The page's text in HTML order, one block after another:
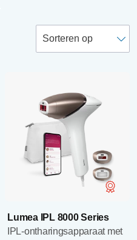
Lumea IPL 8000 Series
IPL-ontharingsapparaat met